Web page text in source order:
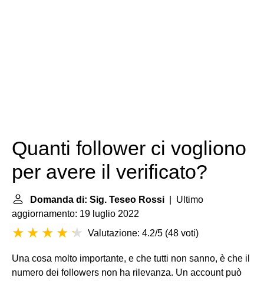
Quanti follower ci vogliono
per avere il verificato?
Domanda di: Sig. Teseo Rossi | Ultimo
aggiornamento: 19 luglio 2022
Valutazione: 4.2/5 (48 voti)
Una cosa molto importante, e che tutti non sanno, è che il
numero dei followers non ha rilevanza. Un account può